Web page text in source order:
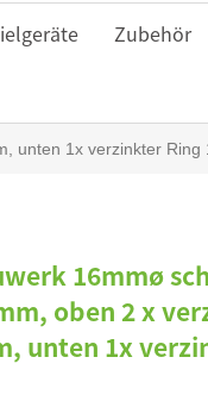
Zubehör
unten 1x verzinkter
16mmø
oben 2 x
unten 1x